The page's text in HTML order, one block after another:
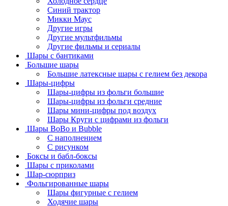
Синий трактор
Микки Маус
Другие игры
Другие мультфильмы
Другие фильмы и сериалы
Шары с бантиками
Большие шары
Большие латексные шары с гелием без декора
Шары-цифры
Шары-цифры из фольги большие
Шары-цифры из фольги средние
Шары мини-цифры под воздух
Шары Круги с цифрами из фольги
Шары BoBo и Bubble
С наполнением
С рисунком
Боксы и бабл-боксы
Шары с приколами
Шар-сюрприз
Фольгированные шары
Шары фигурные с гелием
Ходячие шары